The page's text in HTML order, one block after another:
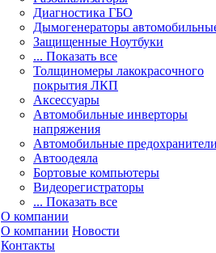
Диагностика ГБО
Дымогенераторы
Защищенные Ноутбуки
... Показать все
Толщиномеры лакокрасочного
покрытия ЛКП
Аксессуары
Автомобильные инверторы
напряжения
Автомобильные
Автоодеяла
Бортовые компьютеры
Видеорегистраторы
... Показать все
О компании
О компании Новости
Контакты